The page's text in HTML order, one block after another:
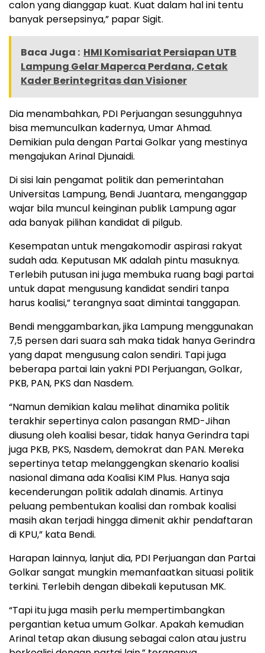
calon yang dianggap kuat. Kuat dalam hal ini tentu
banyak persepsinya,” papar Sigit.
Baca Juga : HMI Komisariat Persiapan UTB
Lampung Gelar Maperca Perdana, Cetak
Kader Berintegritas dan Visioner
Dia menambahkan, PDI Perjuangan sesungguhnya
bisa memunculkan kadernya, Umar Ahmad.
Demikian pula dengan Partai Golkar yang mestinya
mengajukan Arinal Djunaidi.
Di sisi lain pengamat politik dan pemerintahan
Universitas Lampung, Bendi Juantara, menganggap
wajar bila muncul keinginan publik Lampung agar
ada banyak pilihan kandidat di pilgub.
Kesempatan untuk mengakomodir aspirasi rakyat
sudah ada. Keputusan MK adalah pintu masuknya.
Terlebih putusan ini juga membuka ruang bagi partai
untuk dapat mengusung kandidat sendiri tanpa
harus koalisi,” terangnya saat dimintai tanggapan.
Bendi menggambarkan, jika Lampung menggunakan
7,5 persen dari suara sah maka tidak hanya Gerindra
yang dapat mengusung calon sendiri. Tapi juga
beberapa partai lain yakni PDI Perjuangan, Golkar,
PKB, PAN, PKS dan Nasdem.
“Namun demikian kalau melihat dinamika politik
terakhir sepertinya calon pasangan RMD-Jihan
diusung oleh koalisi besar, tidak hanya Gerindra tapi
juga PKB, PKS, Nasdem, demokrat dan PAN. Mereka
sepertinya tetap melanggengkan skenario koalisi
nasional dimana ada Koalisi KIM Plus. Hanya saja
kecenderungan politik adalah dinamis. Artinya
peluang pembentukan koalisi dan rombak koalisi
masih akan terjadi hingga dimenit akhir pendaftaran
di KPU,” kata Bendi.
Harapan lainnya, lanjut dia, PDI Perjuangan dan Partai
Golkar sangat mungkin memanfaatkan situasi politik
terkini. Terlebih dengan dibekali keputusan MK.
“Tapi itu juga masih perlu mempertimbangkan
pergantian ketua umum Golkar. Apakah kemudian
Arinal tetap akan diusung sebagai calon atau justru